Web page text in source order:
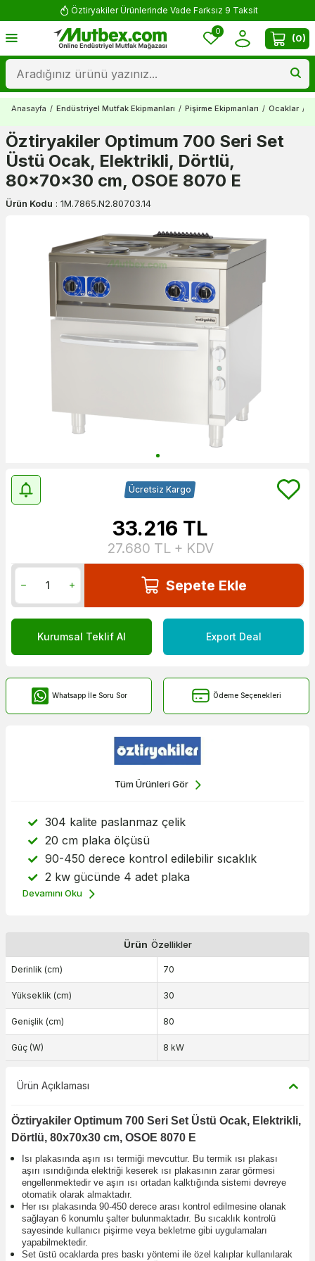
Öztiryakiler Ürünlerinde Vade Farksız 9 Taksit
0
(0)
Anasayfa / Endüstriyel Mutfak Ekipmanları / Pişirme Ekipmanları / Ocaklar /
Öztiryakiler Optimum 700 Seri Set
Üstü Ocak, Elektrikli, Dörtlü,
80x70x30 cm, OSOE 8070 E
Ürün Kodu : 1M.7865.N2.80703.14
Ücretsiz Kargo
33.216 TL
27.680 TL + KDV
Sepete Ekle
Kurumsal Teklif Al Export Deal
Whatsapp İle Soru Sor Ödeme Seçenekleri
Tüm Ürünleri Gör
304 kalite paslanmaz çelik
20 cm plaka ölçüsü
90-450 derece kontrol edilebilir sıcaklık
2 kw gücünde 4 adet plaka
Devamını Oku
Ürün Özellikler
Derinlik (cm) 70
Yükseklik (cm) 30
Genişlik (cm) 80
Güç (W) 8 kW
Ürün Açıklaması
Öztiryakiler Optimum 700 Seri Set Üstü Ocak, Elektrikli,
Dörtlü, 80x70x30 cm, OSOE 8070 E
Isı plakasında aşırı ısı termiği mevcuttur. Bu termik ısı plakası
aşırı ısındığında elektriği keserek ısı plakasının zarar görmesi
engellenmektedir ve aşırı ısı ortadan kalktığında sistemi devreye
otomatik olarak almaktadır.
Her ısı plakasında 90-450 derece arası kontrol edilmesine olanak
sağlayan 6 konumlu şalter bulunmaktadır. Bu sıcaklık kontrolü
sayesinde kullanıcı pişirme veya bekletme gibi uygulamaları
yapabilmektedir.
Set üstü ocaklarda pres baskı yöntemi ile özel kalıplar kullanılarak